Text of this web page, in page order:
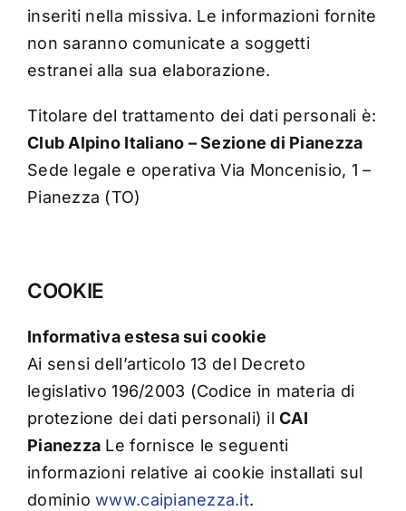
inseriti nella missiva. Le informazioni fornite
non saranno comunicate a soggetti
estranei alla sua elaborazione.
Titolare del trattamento dei dati personali è:
Club Alpino Italiano – Sezione di Pianezza
Sede legale e operativa Via Moncenisio, 1 –
Pianezza (TO)
COOKIE
Informativa estesa sui cookie
Ai sensi dell’articolo 13 del Decreto
legislativo 196/2003 (Codice in materia di
protezione dei dati personali) ilCAI
Pianezza Le fornisce le seguenti
informazioni relative ai cookie installati sul
dominiowww.caipianezza.it.